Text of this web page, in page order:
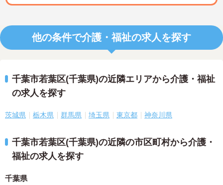
他の条件で介護・福祉の求人を探す
千葉市若葉区(千葉県)の近隣エリアから介護・福祉
の求人を探す
茨城県 栃木県 群馬県 埼玉県 東京都 神奈川県
千葉市若葉区(千葉県)の近隣の市区町村から介護・
福祉の求人を探す
千葉県